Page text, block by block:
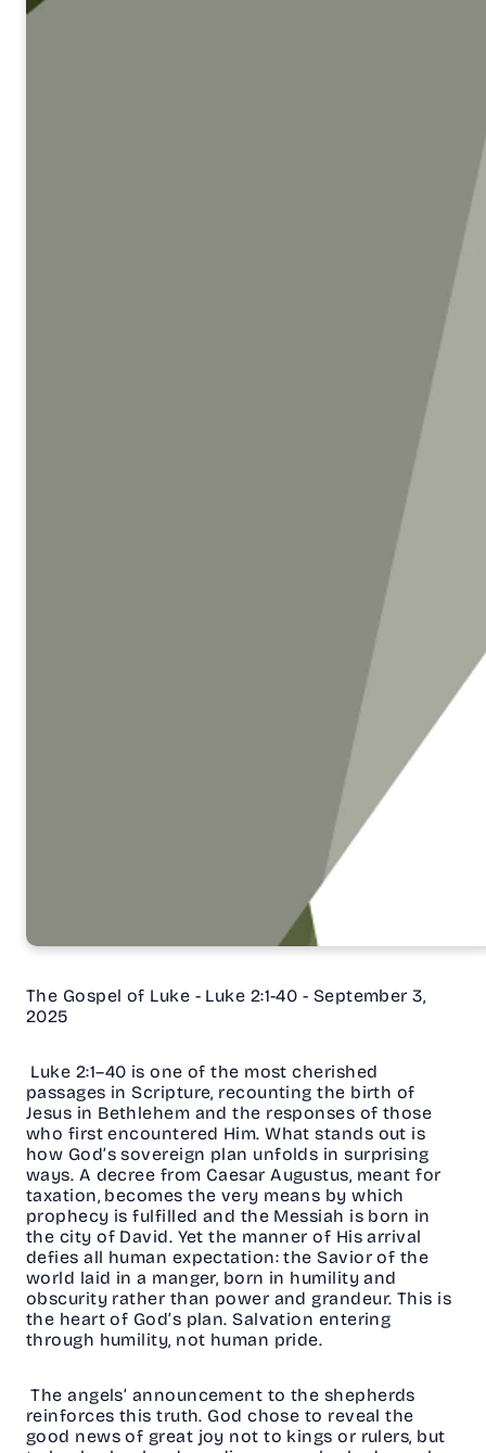
The Gospel of Luke - Luke 2:1-40 - September 3,
2025
Luke 2:1–40 is one of the most cherished
passages in Scripture, recounting the birth of
Jesus in Bethlehem and the responses of those
who first encountered Him. What stands out is
how God’s sovereign plan unfolds in surprising
ways. A decree from Caesar Augustus, meant for
taxation, becomes the very means by which
prophecy is fulfilled and the Messiah is born in
the city of David. Yet the manner of His arrival
defies all human expectation: the Savior of the
world laid in a manger, born in humility and
obscurity rather than power and grandeur. This is
the heart of God’s plan. Salvation entering
through humility, not human pride.
The angels’ announcement to the shepherds
reinforces this truth. God chose to reveal the
good news of great joy not to kings or rulers, but